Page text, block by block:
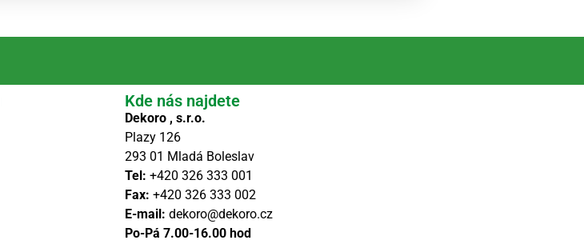
Kde nás najdete
Dekoro , s.r.o.
Plazy 126
293 01 Mladá Boleslav
Tel: +420 326 333 001
Fax: +420 326 333 002
E-mail: dekoro@dekoro.cz
Po-Pá 7.00-16.00 hod